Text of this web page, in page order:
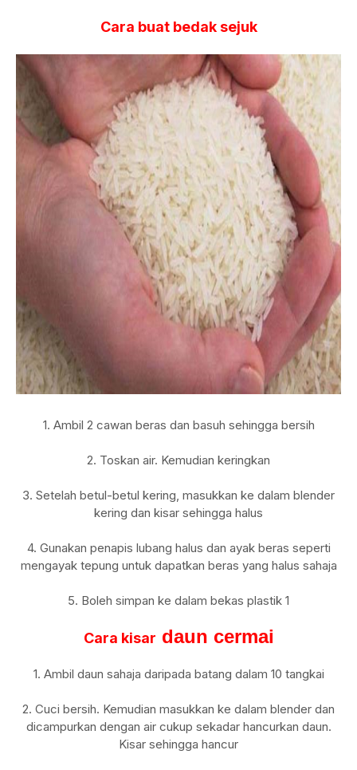
Cara buat bedak sejuk
1. Ambil 2 cawan beras dan basuh sehingga bersih
2. Toskan air. Kemudian keringkan
3. Setelah betul-betul kering, masukkan ke dalam blender
kering dan kisar sehingga halus
4. Gunakan penapis lubang halus dan ayak beras seperti
mengayak tepung untuk dapatkan beras yang halus sahaja
5. Boleh simpan ke dalam bekas plastik 1
Cara kisar daun cermai
1. Ambil daun sahaja daripada batang dalam 10 tangkai
2. Cuci bersih. Kemudian masukkan ke dalam blender dan
dicampurkan dengan air cukup sekadar hancurkan daun.
Kisar sehingga hancur